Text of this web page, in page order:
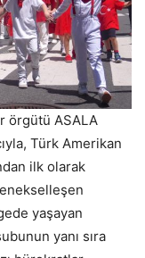
örgütü ASALA
Türk Amerikan
ilk olarak
yaşayan
yanı sıra